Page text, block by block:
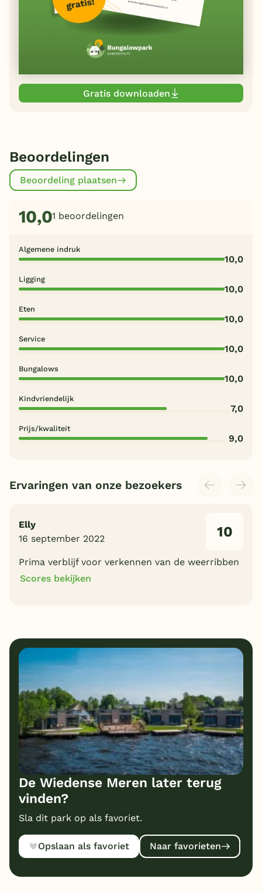
Gratis downloaden
Beoordelingen
Beoordeling plaatsen
10,01 beoordelingen
Algemene indruk
10,0
Ligging
10,0
Eten
10,0
Service
10,0
Bungalows
10,0
Kindvriendelijk
7,0
Prijs/kwaliteit
9,0
Ervaringen van onze bezoekers
Elly
16 september 2022
10
Prima verblijf voor verkennen van de weerribben
Scores bekijken
10 Bungalows
9 Prijs/kwaliteit
De Wiedense Meren later terug
vinden?
Sla dit park op als favoriet.
Opslaan als favoriet Naar favorieten